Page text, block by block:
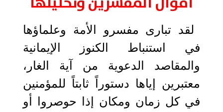
لقد تبارى مفسرو الأمة وعلماؤها
في استنباط الكنوز الإيمانية
والمقاصد الدعوية من آية الغار،
معتبرين إياها دستوراً ثابتاً للمؤمنين
في كل زمان ومكان إذا حوصروا أو